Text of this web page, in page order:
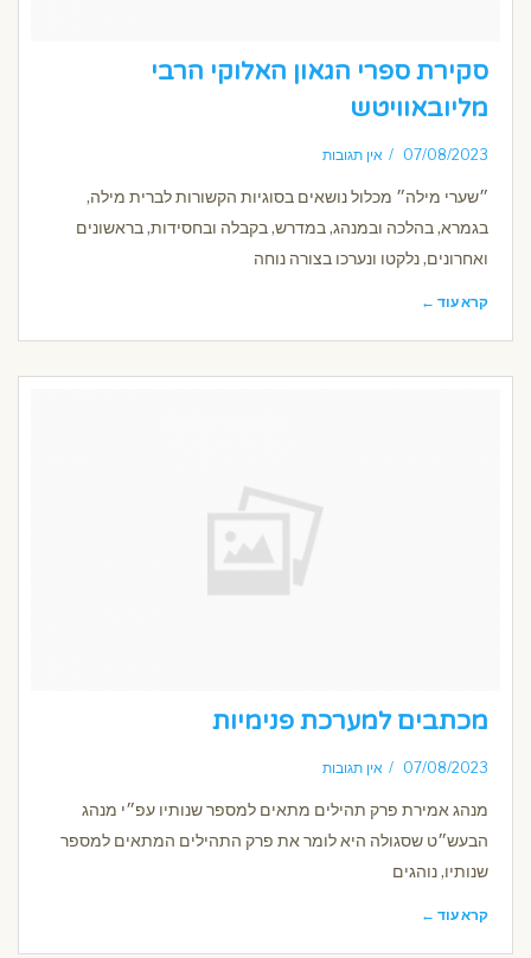
סקירת ספרי הגאון האלוקי הרבי
מליובאוויטש
07/08/2023 אין תגובות
״שערי מילה״ מכלול נושאים בסוגיות הקשורות לברית מילה,
בגמרא, בהלכה ובמנהג, במדרש, בקבלה ובחסידות, בראשונים
ואחרונים, נלקטו ונערכו בצורה נוחה
קרא עוד ←
מכתבים למערכת פנימיות
07/08/2023 אין תגובות
מנהג אמירת פרק תהילים מתאים למספר שנותיו עפ״י מנהג
הבעש״ט שסגולה היא לומר את פרק התהילים המתאים למספר
שנותיו, נוהגים
קרא עוד ←